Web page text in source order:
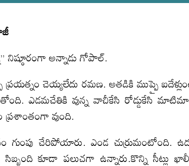
నిష్ఠూరంగా అన్నాడు గోపాల్.
చెయ్యలేదు రమణ. అతడికి ముప్పై
ఎడమచేతికి వున్న వాచీకేసి రోడ్డుకేసి
ప్రశాంతంగా వుంది.
గుంపు చేరిపోయారు. ఎండ చుర్రుమంటోంది.
కూడా పలుచగా ఉన్నారు.కొన్ని సీట్లు